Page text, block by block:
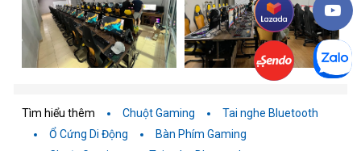
Tìm hiểu thêm Chuột Gaming
Tai nghe Bluetooth
Ổ Cứng Di Động
Bàn Phím Gaming